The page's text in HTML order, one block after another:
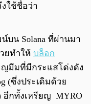
ใช้ชื่อว่า
บน Solana ที่ผ่านมา
ยทำให้ บล็อก
ญมีมที่มีกระแสโด่งดัง
(ซึ่งประเดิมด้วย
อีกทั้งเหรียญ MYRO